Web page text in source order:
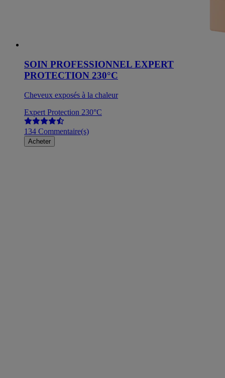
SOIN PROFESSIONNEL EXPERT
PROTECTION 230°C
Cheveux exposés à la chaleur
Expert Protection 230°C
134 Commentaire(s)
Acheter